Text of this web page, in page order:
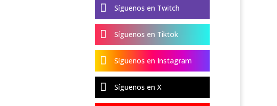
 Síguenos en Twitch
 Síguenos en Tiktok
 Síguenos en Instagram
 Síguenos en X